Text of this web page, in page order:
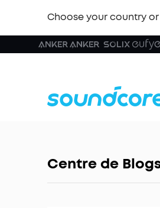
Choose your country
Centre de